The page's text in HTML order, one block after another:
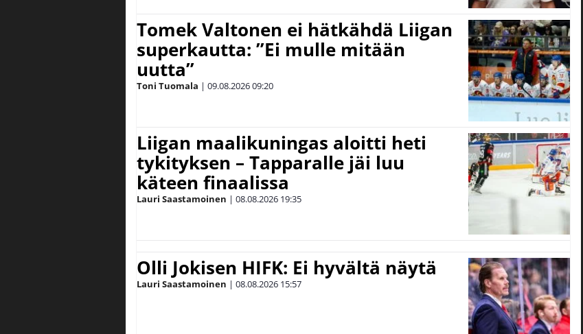
Tomek Valtonen ei hätkähdä Liigan
superkautta: ”Ei mulle mitään
uutta”
Toni Tuomala | 09.08.202609:20
Liigan maalikuningas aloitti heti
tykityksen – Tapparalle jäi luu
käteen finaalissa
Lauri Saastamoinen | 08.08.2026 19:35
Olli Jokisen HIFK: Ei hyvältä näytä
Lauri Saastamoinen | 08.08.2026 15:57